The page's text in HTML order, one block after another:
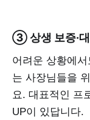
③ 상생 보증·
어려운 상황에
는 사장님들을
요. 대표적인 프
UP이 있답니다.